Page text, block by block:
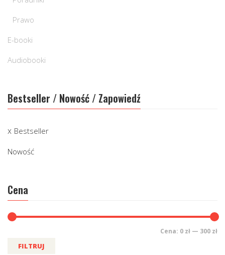
Prawo
E-booki
Audiobooki
Bestseller / Nowość / Zapowiedź
Bestseller
Nowość
Cena
FILTRUJ
Cena: 0 zł — 300 zł